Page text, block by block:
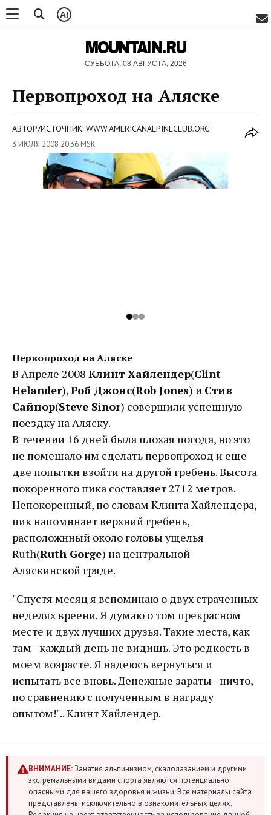
AI
MOUNTAIN.RU
СУББОТА, 08 АВГУСТА, 2026
Первопроход на Аляске
АВТОР/ИСТОЧНИК: WWW.AMERICANALPINECLUB.ORG
3 ИЮЛЯ 2008 20:36 MSK
Первопроход на Аляске
В Апреле 2008 Клинт Хайлендер(Clint
Helander),Роб Джонс(Rob Jones) и Стив
Сайнор(Steve Sinor) совершили успешную
поездку на Аляску.
В течении 16 дней была плохая погода, но это
не помешало им сделать первопроход и еще
две попытки взойти на другой гребень. Высота
покоренного пика составляет 2712 метров.
Непокоренный, по словам Клинта Хайлендера,
пик напоминает верхний гребень,
расположнный около головы ущелья
Ruth(Ruth Gorge) на центральной
Аляскинской гряде.
"Спустя месяц я вспоминаю о двух страченных
неделях вреени. Я думаю о том прекрасном
месте и двух лучших друзья. Такие места, как
там - каждый день не видишь. Это редкость в
моем возрасте. Я надеюсь вернуться и
испытать все вновь. Денежные зараты - ничто,
по сравнению с полученным в награду
опытом!".. Клинт Хайлендер.
ВНИМАНИЕ:Занятия альпинизмом, скалолазанием и другими
экстремальными видами спорта являются потенциально
опасными для вашего здоровья и жизни. Все материалы сайта
представлены исключительно в ознакомительных целях.